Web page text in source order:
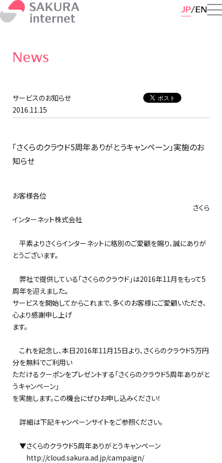
JP EN
News
サービスのお知らせ
2016.11.15
「さくらのクラウド5周年ありがとうキャンペーン」実施のお
知らせ
お客様各位
さくら
インターネット株式会社
平素よりさくらインターネットに格別のご愛顧を賜り、誠にありが
とうございます。
弊社で提供している「さくらのクラウド」は2016年11月をもって5
周年を迎えました。
サービスを開始してからこれまで、多くのお客様にご愛顧いただき、
心より感謝申し上げ
ます。
これを記念し、本日2016年11月15日より、さくらのクラウド5万円
分を無料でご利用い
ただけるクーポンをプレゼントする「さくらのクラウド5周年ありがと
うキャンペーン」
を実施します。この機会にぜひお申し込みください！
詳細は下記キャンペーンサイトをご参照ください。
▼さくらのクラウド5周年ありがとうキャンペーン
http://cloud.sakura.ad.jp/campaign/